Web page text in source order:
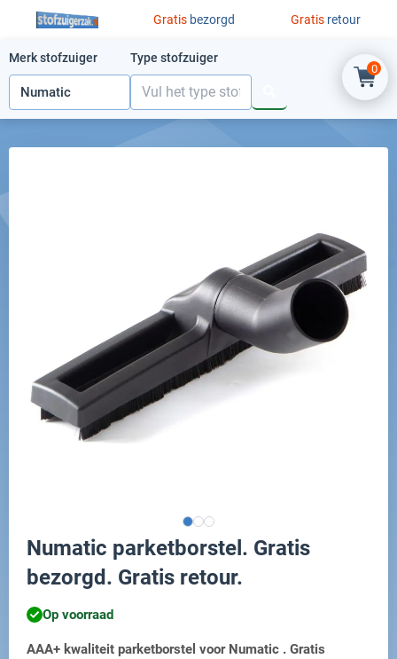
Ga naar de inhoud
Gratis bezorgd Gratisretour
0
Merk stofzuiger Type stofzuiger
Numatic parketborstel. Gratis
bezorgd. Gratis retour.
Op voorraad
AAA+ kwaliteit parketborstel voor Numatic . Gratis